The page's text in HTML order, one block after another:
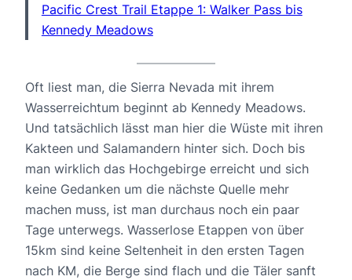
Pacific Crest Trail Etappe 1: Walker Pass bis
Kennedy Meadows
Oft liest man, die Sierra Nevada mit ihrem
Wasserreichtum beginnt ab Kennedy Meadows.
Und tatsächlich lässt man hier die Wüste mit ihren
Kakteen und Salamandern hinter sich. Doch bis
man wirklich das Hochgebirge erreicht und sich
keine Gedanken um die nächste Quelle mehr
machen muss, ist man durchaus noch ein paar
Tage unterwegs. Wasserlose Etappen von über
15km sind keine Seltenheit in den ersten Tagen
nach KM, die Berge sind flach und die Täler sanft